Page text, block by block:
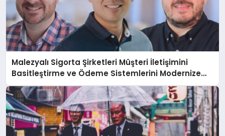
Malezyalı Sigorta Şirketleri Müşteri İletişimini
Basitleştirme ve Ödeme Sistemlerini Modernize
Etme Baskısı Altında